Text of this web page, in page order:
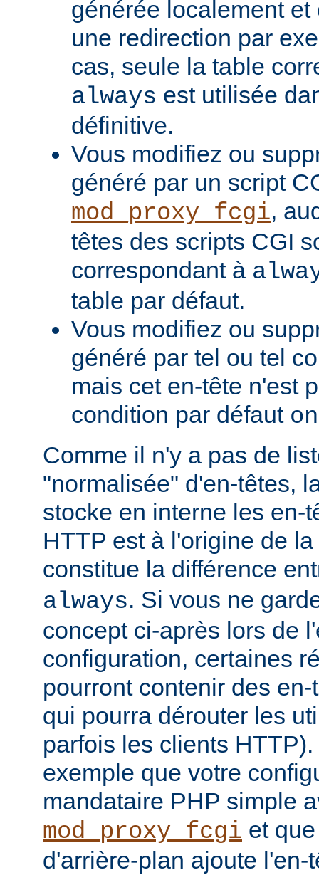
générée localement
une redirection par
cas, seule la table
always est utilisée
définitive.
Vous modifiez ou
généré par un script
mod_proxy_fcgi,
têtes des scripts CGI
correspondant à
table par défaut.
Vous modifiez ou
généré par tel ou tel
mais cet en-tête n'est
condition par défaut
Comme il n'y a pas de
"normalisée" d'en-têtes,
stocke en interne les en-
HTTP est à l'origine de
constitue la différence
always. Si vous ne
concept ci-après lors de
configuration, certaines
pourront contenir des
qui pourra dérouter les
parfois les clients
exemple que votre
mandataire PHP simple
mod_proxy_fcgi et
d'arrière-plan ajoute